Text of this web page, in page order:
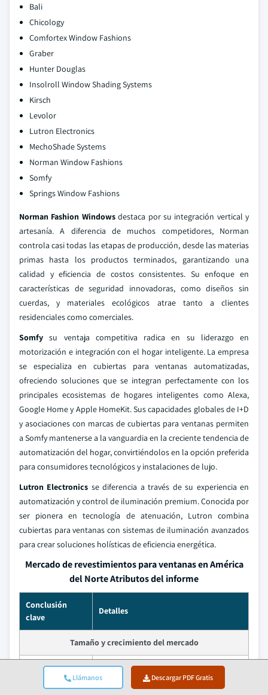
Llámanos Descargar PDF Gratis
Bali
Chicology
Comfortex Window Fashions
Graber
Hunter Douglas
Insolroll Window Shading Systems
Kirsch
Levolor
Lutron Electronics
MechoShade Systems
Norman Window Fashions
Somfy
Springs Window Fashions
Norman Fashion Windowsdestaca por su integración vertical y
artesanía. A diferencia de muchos competidores, Norman
controla casi todas las etapas de producción, desde las materias
primas hasta los productos terminados, garantizando una
calidad y eficiencia de costos consistentes. Su enfoque en
características de seguridad innovadoras, como diseños sin
cuerdas, y materiales ecológicos atrae tanto a clientes
residenciales como comerciales.
Somfy su ventaja competitiva radica en su liderazgo en
motorización e integración con el hogar inteligente. La empresa
se especializa en cubiertas para ventanas automatizadas,
ofreciendo soluciones que se integran perfectamente con los
principales ecosistemas de hogares inteligentes como Alexa,
Google Home y Apple HomeKit. Sus capacidades globales de I+D
y asociaciones con marcas de cubiertas para ventanas permiten
a Somfy mantenerse a la vanguardia en la creciente tendencia de
automatización del hogar, convirtiéndolos en la opción preferida
para consumidores tecnológicos y instalaciones de lujo.
Lutron Electronics se diferencia a través de su experiencia en
automatización y control de iluminación premium. Conocida por
ser pionera en tecnología de atenuación, Lutron combina
cubiertas para ventanas con sistemas de iluminación avanzados
para crear soluciones holísticas de eficiencia energética.
Mercado de revestimientos para ventanas en América
del Norte Atributos del informe
Conclusión
clave
Detalles
Tamaño y crecimiento del mercado
Año base 2024
Tamaño del